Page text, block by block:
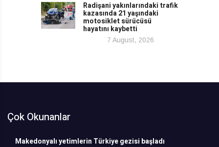
Radişani yakınlarındaki trafik
kazasında 21 yaşındaki
motosiklet sürücüsü
hayatını kaybetti
7 August, 2026
Çok Okunanlar
Makedonyalı yetimlerin Türkiye gezisi başladı